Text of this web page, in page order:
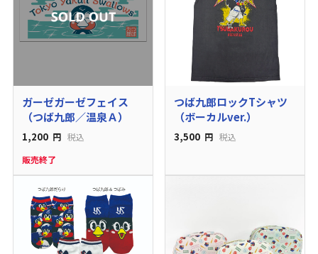
ガーゼガーゼフェイス
（つば九郎／温泉Ａ）
1,200 円 税込
販売終了
つば九郎ロックTシャツ
（ボーカルver.）
3,500 円 税込